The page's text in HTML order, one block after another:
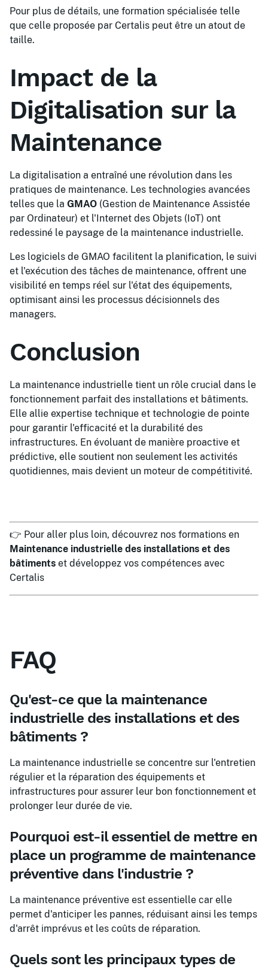
Pour plus de détails, une formation spécialisée telle
que celle proposée par Certalis peut être un atout de
taille.
Impact de la
Digitalisation sur la
Maintenance
La digitalisation a entraîné une révolution dans les
pratiques de maintenance. Les technologies avancées
telles que la GMAO (Gestion de Maintenance Assistée
par Ordinateur) et l'Internet des Objets (IoT) ont
redessiné le paysage de la maintenance industrielle.
Les logiciels de GMAO facilitent la planification, le suivi
et l'exécution des tâches de maintenance, offrent une
visibilité en temps réel sur l'état des équipements,
optimisant ainsi les processus décisionnels des
managers.
Conclusion
La maintenance industrielle tient un rôle crucial dans le
fonctionnement parfait des installations et bâtiments.
Elle allie expertise technique et technologie de pointe
pour garantir l'efficacité et la durabilité des
infrastructures. En évoluant de manière proactive et
prédictive, elle soutient non seulement les activités
quotidiennes, mais devient un moteur de compétitivité.
👉 Pour aller plus loin, découvrez nos formations en
Maintenance industrielle des installations et des
bâtiments et développez vos compétences avec
Certalis
FAQ
Qu'est-ce que la maintenance
industrielle des installations et des
bâtiments ?
La maintenance industrielle se concentre sur l'entretien
régulier et la réparation des équipements et
infrastructures pour assurer leur bon fonctionnement et
prolonger leur durée de vie.
Pourquoi est-il essentiel de mettre en
place un programme de maintenance
préventive dans l'industrie ?
La maintenance préventive est essentielle car elle
permet d'anticiper les pannes, réduisant ainsi les temps
d'arrêt imprévus et les coûts de réparation.
Quels sont les principaux types de